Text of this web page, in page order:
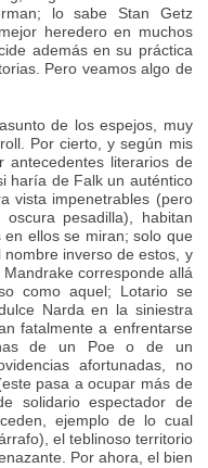
lo sabe Stan Getz
heredero en muchos
además en su práctica
Pero veamos algo de
de los espejos, muy
Por cierto, y según mis
antecedentes literarios de
haría de Falk un auténtico
vista impenetrables (pero
pesadilla), habitan
ellos se miran; solo que
inverso de estos, y
corresponde allá
como aquel; Lotario se
Narda en la siniestra
fatalmente a enfrentarse
de un Poe o de un
afortunadas, no
pasa a ocupar más de
solidario espectador de
ejemplo de lo cual
el teblinoso territorio
Por ahora, el bien